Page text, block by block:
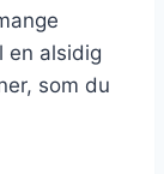
en alsidig
som du